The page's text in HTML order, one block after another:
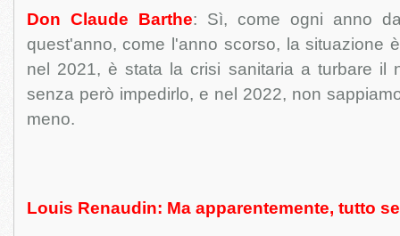
Don Claude Barthe: Sì, come ogni anno
quest'anno, come l'anno scorso, la situazione
nel 2021, è stata la crisi sanitaria a turbare il
senza però impedirlo, e nel 2022, non
meno.
Louis Renaudin: Ma apparentemente, tutto